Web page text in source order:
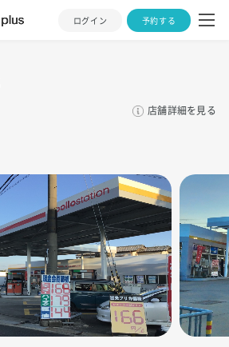
ログイン 予約する
店舗詳細を見る